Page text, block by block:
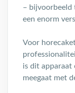
– bijvoorbeeld
een enorm
Voor
is dit
meegaat met